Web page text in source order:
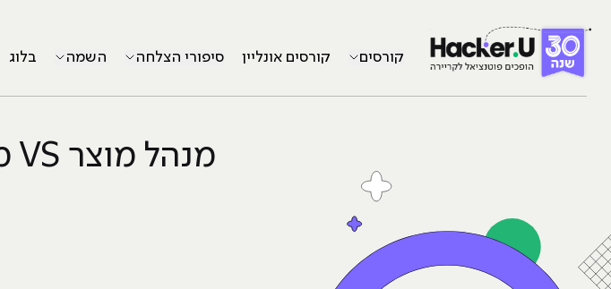
קורסים קורסים אונליין סיפורי הצלחה השמה בלוג
מנהל מוצר VS מנהל פרויקטים